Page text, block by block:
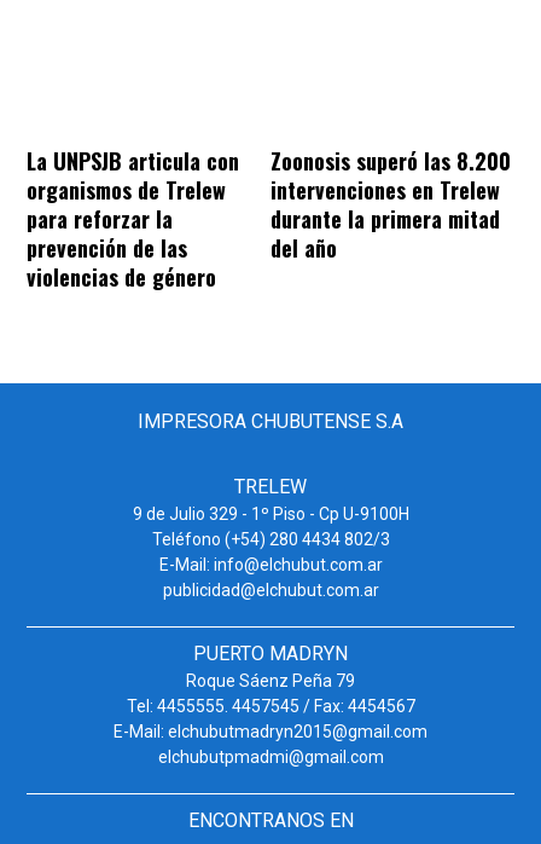
La UNPSJB articula con
organismos de Trelew
para reforzar la
prevención de las
violencias de género
Zoonosis superó las 8.200
intervenciones en Trelew
durante la primera mitad
del año
IMPRESORA CHUBUTENSE S.A
TRELEW
9 de Julio 329 - 1º Piso - Cp U-9100H
Teléfono (+54) 280 4434 802/3
E-Mail: info@elchubut.com.ar
publicidad@elchubut.com.ar
PUERTO MADRYN
Roque Sáenz Peña 79
Tel: 4455555. 4457545 / Fax: 4454567
E-Mail: elchubutmadryn2015@gmail.com
elchubutpmadmi@gmail.com
ENCONTRANOS EN